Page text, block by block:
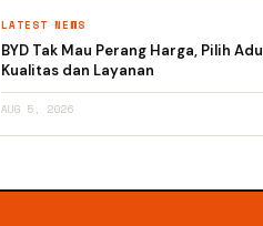
LATEST NEWS
BYD Tak Mau Perang Harga, Pilih Adu
Kualitas dan Layanan
AUG 5, 2026